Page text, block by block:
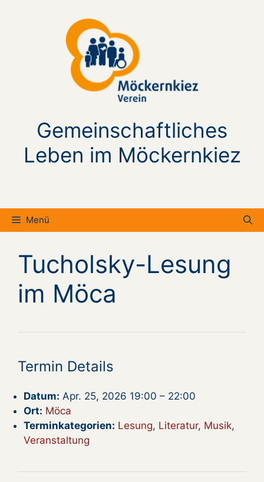
Gemeinschaftliches
Leben im Möckernkiez
Menü
Tucholsky-Lesung
im Möca
Termin Details
Datum: Apr. 25, 2026 19:00 – 22:00
Ort: Möca
Terminkategorien: Lesung, Literatur, Musik,
Veranstaltung